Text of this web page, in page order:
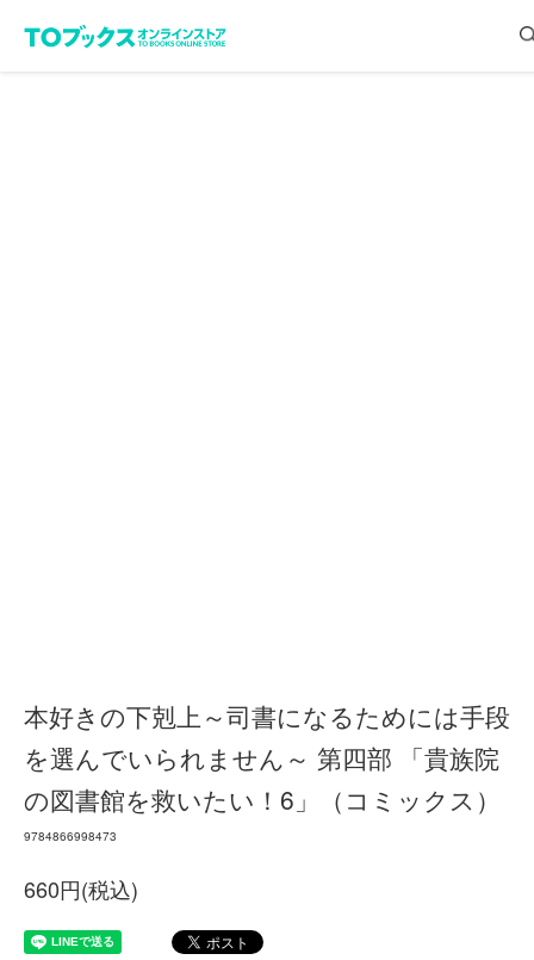
本好きの下剋上～司書になるためには手段
を選んでいられません～ 第四部 「貴族院
の図書館を救いたい！6」（コミックス）
9784866998473
660円(税込)